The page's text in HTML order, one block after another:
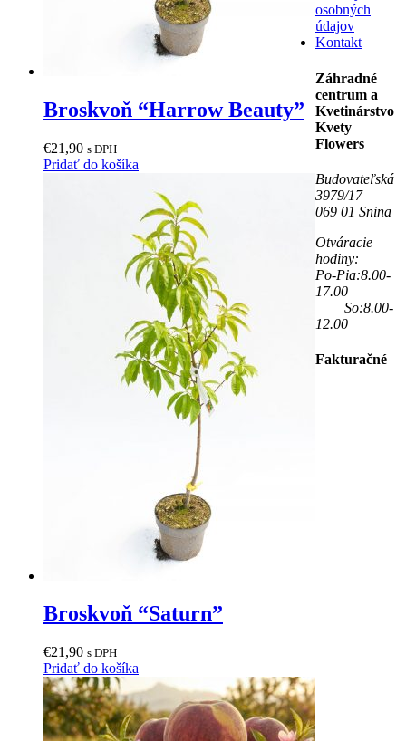
Broskvoň “Harrow Beauty”
€21,90 s DPH
Pridať do košíka
Broskvoň “Saturn”
€21,90 s DPH
Pridať do košíka
osobných
údajov
Kontakt
Záhradné
centrum a
Kvetinárstvo
Kvety
Flowers
Budovateľská
3979/17
069 01 Snina
Otváracie
hodiny:
Po-Pia:8.00-
17.00
So:8.00-
12.00
Fakturačné